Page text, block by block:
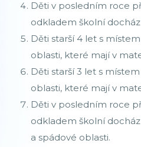
Děti v posledním roce
odkladem školní
Děti starší 4 let s
oblasti, které mají v
Děti starší 3 let s
oblasti, které mají v
Děti v posledním roce
odkladem školní
a spádové oblasti.